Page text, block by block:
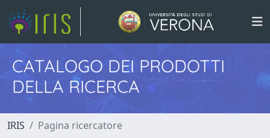
CATALOGO DEI PRODOTTI
DELLA RICERCA
IRIS Pagina ricercatore